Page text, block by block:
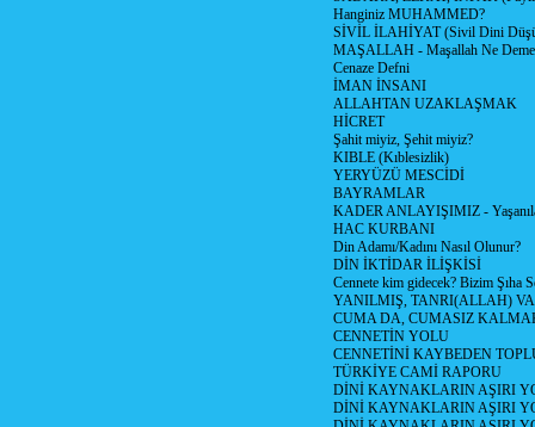
Hanginiz MUHAMMED?
SİVİL İLAHİYAT (Sivil Dini
MAŞALLAH - Maşallah Ne
Cenaze Defni
İMAN İNSANI
ALLAHTAN UZAKLAŞMAK
HİCRET
Şahit miyiz, Şehit miyiz?
KIBLE (Kıblesizlik)
YERYÜZÜ MESCİDİ
BAYRAMLAR
KADER ANLAYIŞIMIZ -
HAC KURBANI
Din Adamı/Kadını Nasıl Olunur?
DİN İKTİDAR İLİŞKİSİ
Cennete kim gidecek? Bizim Şıha
YANILMIŞ, TANRI(ALLAH)
CUMA DA, CUMASIZ
CENNETİN YOLU
CENNETİNİ KAYBEDEN
TÜRKİYE CAMİ RAPORU
DİNİ KAYNAKLARIN AŞIRI
DİNİ KAYNAKLARIN AŞIRI